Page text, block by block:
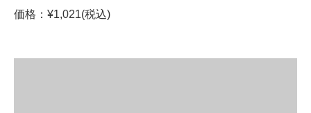
価格：¥1,021(税込)